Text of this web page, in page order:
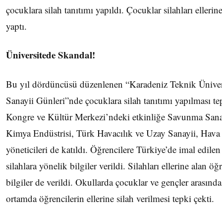
çocuklara silah tanıtımı yapıldı. Çocuklar silahları
yaptı.
Üniversitede Skandal!
Bu yıl dördüncüsü düzenlenen “Karadeniz Teknik
Sanayii Günleri”nde çocuklara silah tanıtımı yapılması
Kongre ve Kültür Merkezi’ndeki etkinliğe Savunma
Kimya Endüstrisi, Türk Havacılık ve Uzay Sanayii,
yöneticileri de katıldı. Öğrencilere Türkiye’de imal
silahlara yönelik bilgiler verildi. Silahları ellerine alan
bilgiler de verildi. Okullarda çocuklar ve gençler
ortamda öğrencilerin ellerine silah verilmesi tepki çekti.